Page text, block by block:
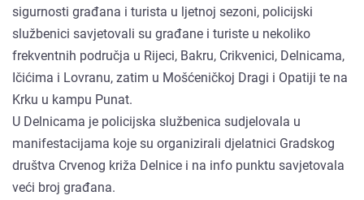
sigurnosti građana i turista u ljetnoj sezoni, policijski
službenici savjetovali su građane i turiste u nekoliko
frekventnih područja u Rijeci, Bakru, Crikvenici, Delnicama,
Ičićima i Lovranu, zatim u Mošćeničkoj Dragi i Opatiji te na
Krku u kampu Punat.
U Delnicama je policijska službenica sudjelovala u
manifestacijama koje su organizirali djelatnici Gradskog
društva Crvenog križa Delnice i na info punktu savjetovala
veći broj građana.